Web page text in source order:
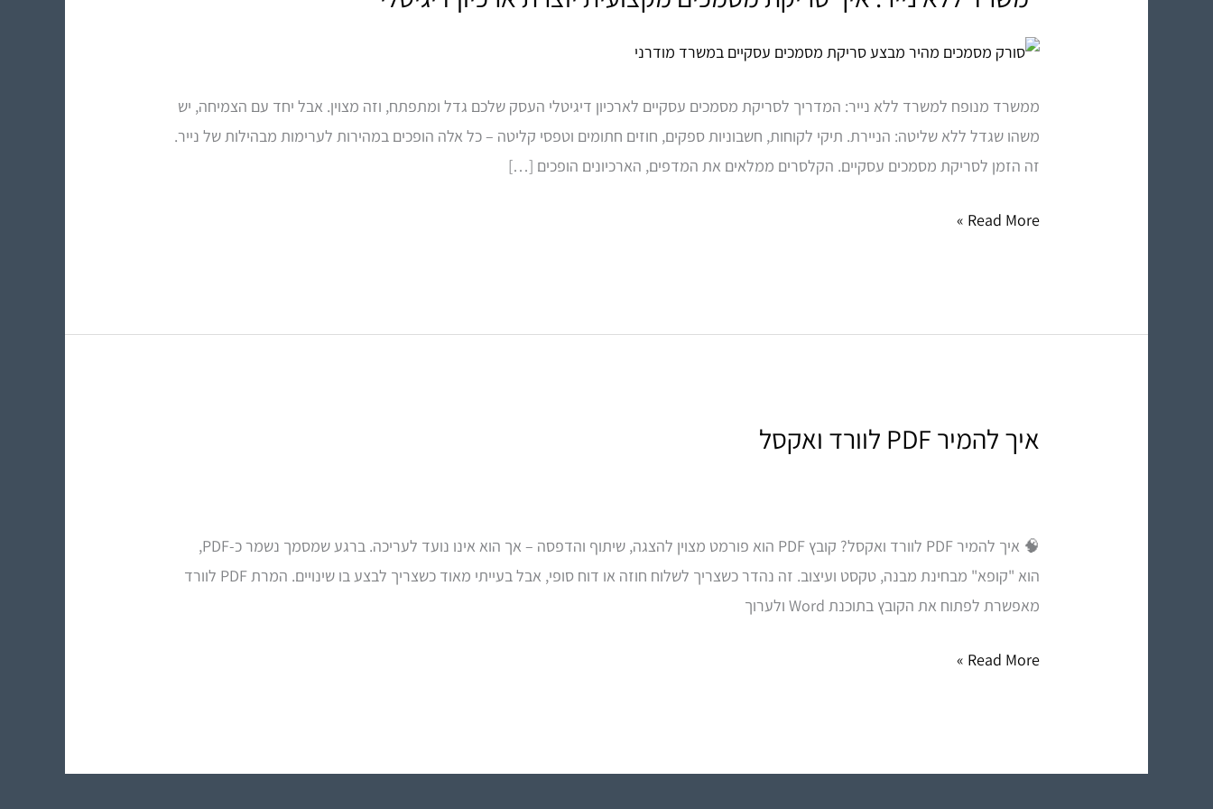
ממשרד מנופח למשרד ללא נייר: המדריך לסריקת מסמכים עסקיים לארכיון דיגיטלי העסק שלכם גדל ומתפתח, וזה מצוין. אבל יחד עם הצמיחה, יש
משהו שגדל ללא שליטה: הניירת. תיקי לקוחות, חשבוניות ספקים, חוזים חתומים וטפסי קליטה – כל אלה הופכים במהירות לערימות מבהילות של נייר.
זה הזמן לסריקת מסמכים עסקיים. הקלסרים ממלאים את המדפים, הארכיונים הופכים […]
נייר:
סריקת
מסמכים
מקצועית
ארכיון
Read More »
איך להמיר PDF לוורד ואקסל
🧠 איך להמיר PDF לוורד ואקסל? קובץ PDF הוא פורמט מצוין להצגה, שיתוף והדפסה – אך הוא אינו נועד לעריכה. ברגע שמסמך נשמר כ-PDF,
הוא "קופא" מבחינת מבנה, טקסט ועיצוב. זה נהדר כשצריך לשלוח חוזה או דוח סופי, אבל בעייתי מאוד כשצריך לבצע בו שינויים. המרת PDF לוורד
מאפשרת לפתוח את הקובץ בתוכנת Word ולערוך
איך
ואקסל
Read More »